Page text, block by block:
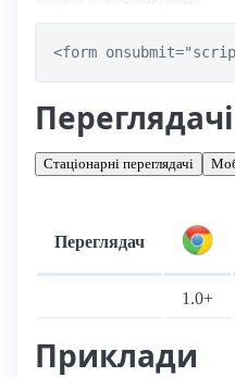
<form
Переглядачі
Стаціонарні переглядачі
Переглядач
1.0+
Приклади